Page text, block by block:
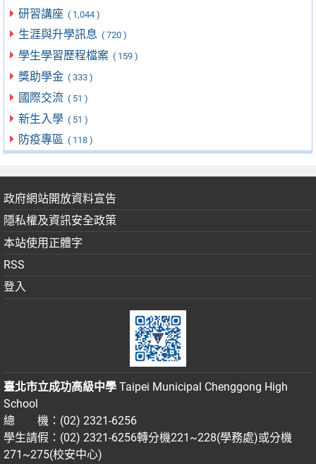
研習講座 ( 1,044 )
生涯與升學訊息 ( 720 )
學生學習歷程檔案 ( 159 )
獎助學金 ( 333 )
國際交流 ( 51 )
新生入學 ( 51 )
防疫專區 ( 118 )
政府網站開放資料宣告
隱私權及資訊安全政策
本站使用正體字
RSS
登入
臺北市立成功高級中學 Taipei Municipal Chenggong High
School
總 機：(02) 2321-6256
學生請假：(02) 2321-6256轉分機221~228(學務處)或分機
271~275(校安中心)